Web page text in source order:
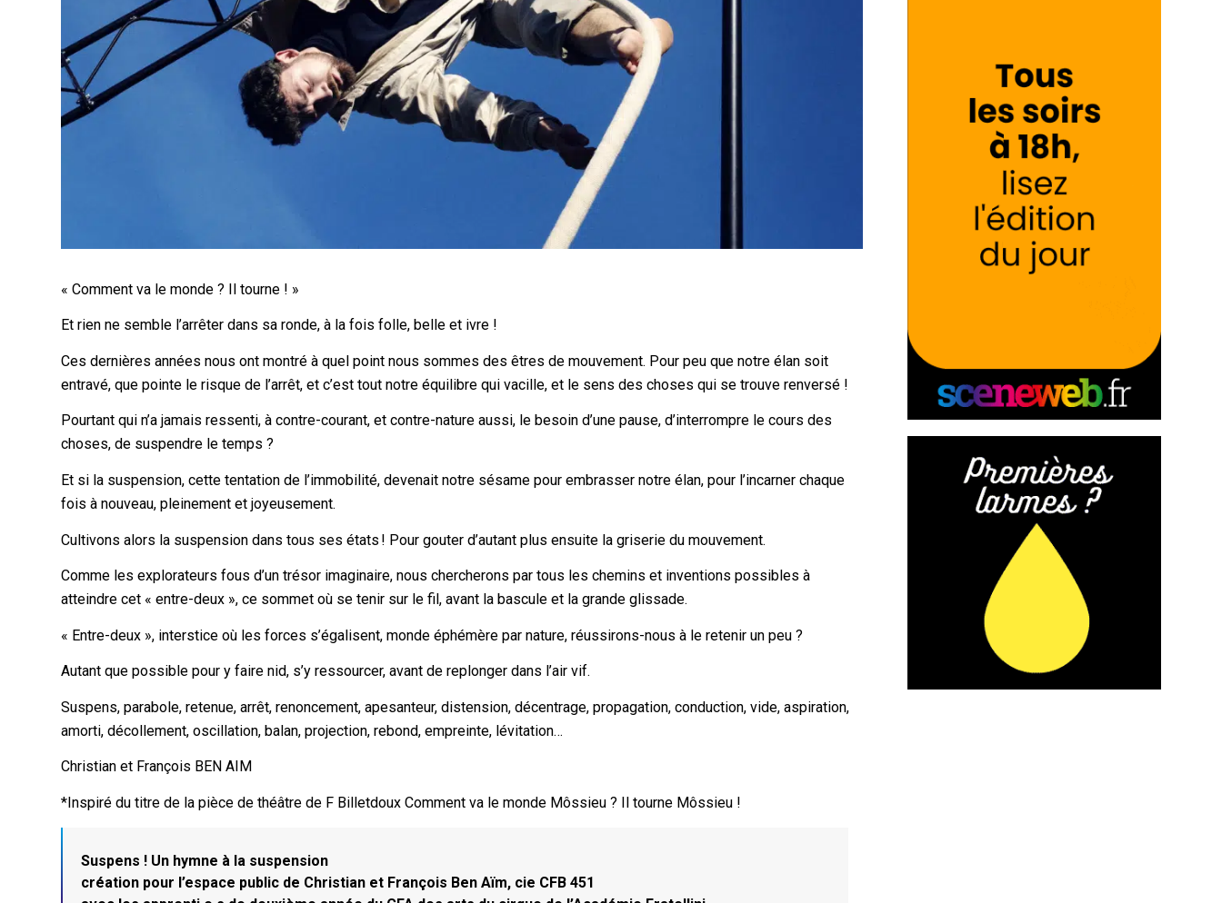
« Comment va le monde ? Il tourne ! »
Et rien ne semble l’arrêter dans sa ronde, à la fois folle, belle et ivre !
Ces dernières années nous ont montré à quel point nous sommes des êtres de mouvement. Pour peu que notre élan soit
entravé, que pointe le risque de l’arrêt, et c’est tout notre équilibre qui vacille, et le sens des choses qui se trouve renversé !
Pourtant qui n’a jamais ressenti, à contre-courant, et contre-nature aussi, le besoin d’une pause, d’interrompre le cours des
choses, de suspendre le temps ?
Et si la suspension, cette tentation de l’immobilité, devenait notre sésame pour embrasser notre élan, pour l’incarner chaque
fois à nouveau, pleinement et joyeusement.
Cultivons alors la suspension dans tous ses états ! Pour gouter d’autant plus ensuite la griserie du mouvement.
Comme les explorateurs fous d’un trésor imaginaire, nous chercherons par tous les chemins et inventions possibles à
atteindre cet « entre-deux », ce sommet où se tenir sur le fil, avant la bascule et la grande glissade.
« Entre-deux », interstice où les forces s’égalisent, monde éphémère par nature, réussirons-nous à le retenir un peu ?
Autant que possible pour y faire nid, s’y ressourcer, avant de replonger dans l’air vif.
Suspens, parabole, retenue, arrêt, renoncement, apesanteur, distension, décentrage, propagation, conduction, vide, aspiration,
amorti, décollement, oscillation, balan, projection, rebond, empreinte, lévitation…
Christian et François BEN AIM
*Inspiré du titre de la pièce de théâtre de F Billetdoux Comment va le monde Môssieu ? Il tourne Môssieu !
Suspens ! Un hymne à la suspension
création pour l’espace public de Christian et François Ben Aïm, cie CFB 451